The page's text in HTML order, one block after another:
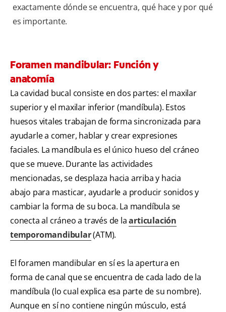
exactamente dónde se encuentra, qué hace y por qué
es importante.
Foramen mandibular: Función y
anatomía
La cavidad bucal consiste en dos partes: el maxilar
superior y el maxilar inferior (mandíbula). Estos
huesos vitales trabajan de forma sincronizada para
ayudarle a comer, hablar y crear expresiones
faciales. La mandíbula es el único hueso del cráneo
que se mueve. Durante las actividades
mencionadas, se desplaza hacia arriba y hacia
abajo para masticar, ayudarle a producir sonidos y
cambiar la forma de su boca. La mandíbula se
conecta al cráneo a través de laarticulación
temporomandibular(ATM).
El foramen mandibular en sí es la apertura en
forma de canal que se encuentra de cada lado de la
mandíbula (lo cual explica esa parte de su nombre).
Aunque en sí no contiene ningún músculo, está